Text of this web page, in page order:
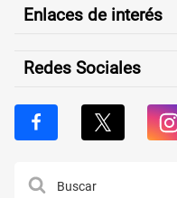
Enlaces de interés
Redes Sociales